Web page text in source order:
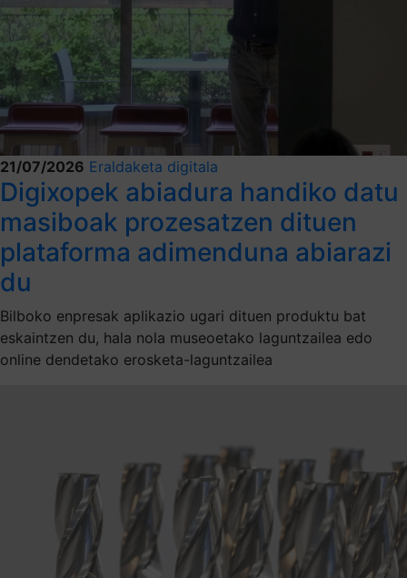
21/07/2026 Eraldaketa digitala
Digixopek abiadura handiko datu
masiboak prozesatzen dituen
plataforma adimenduna abiarazi
du
Bilboko enpresak aplikazio ugari dituen produktu bat
eskaintzen du, hala nola museoetako laguntzailea edo
online dendetako erosketa-laguntzailea